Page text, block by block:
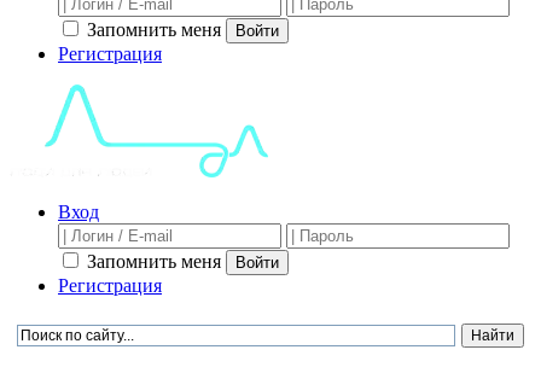
Запомнить меня Войти
Регистрация
Вход
Запомнить меня Войти
Регистрация